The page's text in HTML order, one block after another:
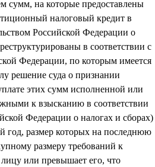
сумм, на которые предоставлены
налоговый кредит в
Российской Федерации о
в соответствии с
Федерации, по которым имеется
решение суда о признании
этих сумм исполненной или
к взысканию в соответствии
Федерации о налогах и сборах)
год, размер которых на последнюю
размеру требований к
или превышает его, что